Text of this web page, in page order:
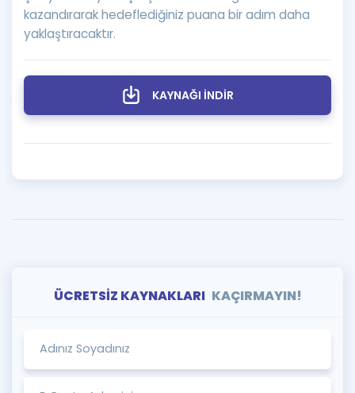
kazandırarak hedeflediğiniz puana bir adım daha
yaklaştıracaktır.
KAYNAĞI İNDİR
ÜCRETSİZ KAYNAKLARI KAÇIRMAYIN!